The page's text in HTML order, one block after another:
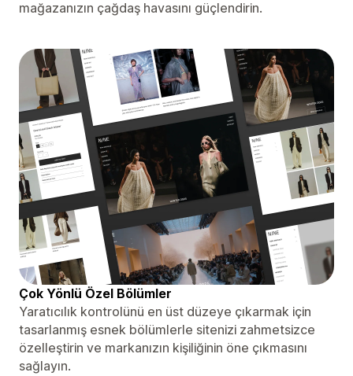
mağazanızın çağdaş havasını güçlendirin.
Çok Yönlü Özel Bölümler
Yaratıcılık kontrolünü en üst düzeye çıkarmak için
tasarlanmış esnek bölümlerle sitenizi zahmetsizce
özelleştirin ve markanızın kişiliğinin öne çıkmasını
sağlayın.